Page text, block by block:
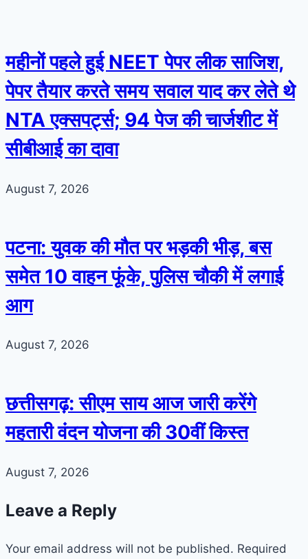
महीनों पहले हुई NEET पेपर लीक साजिश,
पेपर तैयार करते समय सवाल याद कर लेते थे
NTA एक्सपर्ट्स; 94 पेज की चार्जशीट में
सीबीआई का दावा
August 7, 2026
पटना: युवक की मौत पर भड़की भीड़, बस
समेत 10 वाहन फूंके, पुलिस चौकी में लगाई
आग
August 7, 2026
छत्तीसगढ़: सीएम साय आज जारी करेंगे
महतारी वंदन योजना की 30वीं किस्त
August 7, 2026
Leave a Reply
Your email address will not be published. Required